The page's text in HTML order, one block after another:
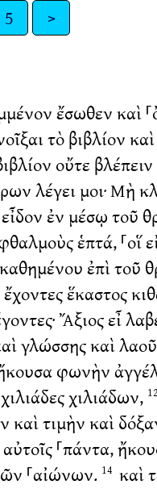
5 >
ἔσωθεν καὶ
τὸ βιβλίον
οὔτε
λέγει μοι· Μὴ
ἐν μέσῳ τοῦ
ἑπτά, ⸀οἵ
ἐπὶ τοῦ
ἕκαστος
Ἄξιος εἶ
γλώσσης καὶ
φωνὴν
χιλιάδων, 12
τιμὴν καὶ
⸀πάντα,
⸀αἰώνων. 14 καὶ